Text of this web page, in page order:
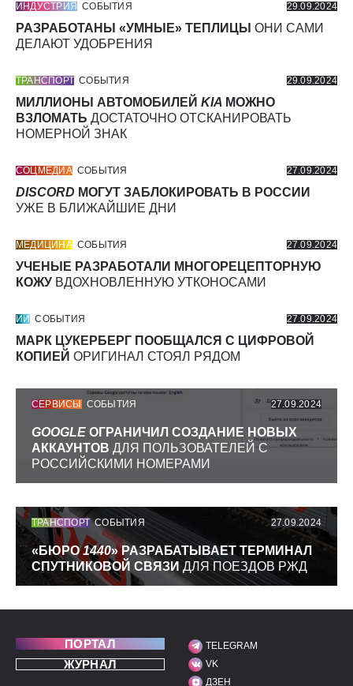
ИНДУСТРИЯ СОБЫТИЯ 29.09.2024
РАЗРАБОТАНЫ «УМНЫЕ» ТЕПЛИЦЫ ОНИ САМИ
ДЕЛАЮТ УДОБРЕНИЯ
ТРАНСПОРТ СОБЫТИЯ 29.09.2024
МИЛЛИОНЫ АВТОМОБИЛЕЙ KIA МОЖНО
ВЗЛОМАТЬ ДОСТАТОЧНО ОТСКАНИРОВАТЬ
НОМЕРНОЙ ЗНАК
СОЦМЕДИА СОБЫТИЯ 27.09.2024
DISCORD МОГУТ ЗАБЛОКИРОВАТЬ В РОССИИ
УЖЕ В БЛИЖАЙШИЕ ДНИ
МЕДИЦИНА СОБЫТИЯ 27.09.2024
УЧЕНЫЕ РАЗРАБОТАЛИ МНОГОРЕЦЕПТОРНУЮ
КОЖУ ВДОХНОВЛЕННУЮ УТКОНОСАМИ
ИИ СОБЫТИЯ 27.09.2024
МАРК ЦУКЕРБЕРГ ПООБЩАЛСЯ С ЦИФРОВОЙ
КОПИЕЙ ОРИГИНАЛ СТОЯЛ РЯДОМ
СЕРВИСЫ СОБЫТИЯ 27.09.2024
GOOGLE ОГРАНИЧИЛ СОЗДАНИЕ НОВЫХ
АККАУНТОВ ДЛЯ ПОЛЬЗОВАТЕЛЕЙ С
РОССИЙСКИМИ НОМЕРАМИ
ТРАНСПОРТ СОБЫТИЯ 27.09.2024
«БЮРО1440» РАЗРАБАТЫВАЕТ ТЕРМИНАЛ
СПУТНИКОВОЙ СВЯЗИ ДЛЯ ПОЕЗДОВ РЖД
ПОРТАЛ
ЖУРНАЛ
МЫ В СОЦИАЛЬНЫХ
TELEGRAM
VK
ДЗЕН